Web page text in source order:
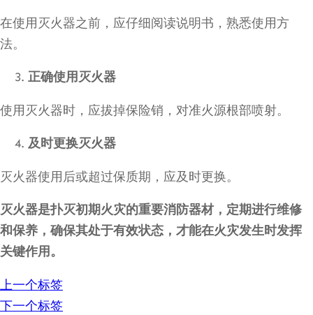
在使用灭火器之前，应仔细阅读说明书，熟悉使用方
法。
正确使用灭火器
使用灭火器时，应拔掉保险销，对准火源根部喷射。
及时更换灭火器
灭火器使用后或超过保质期，应及时更换。
灭火器是扑灭初期火灾的重要消防器材，定期进行维修
和保养，确保其处于有效状态，才能在火灾发生时发挥
关键作用。
上一个标签
下一个标签